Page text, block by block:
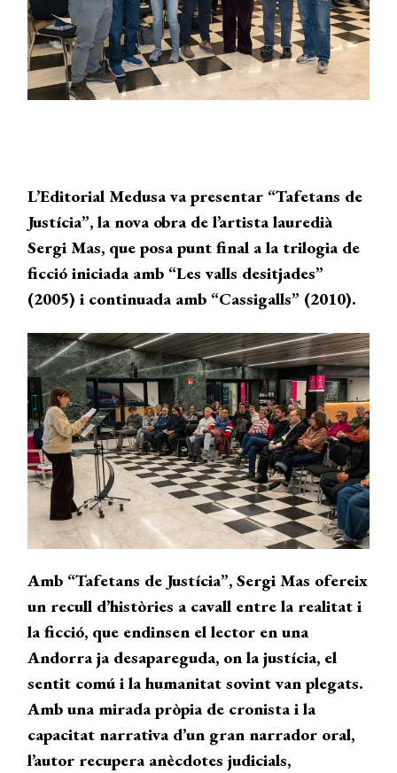
L’Editorial Medusa vapresentar “Tafetans de
Justícia”, la nova obra de l’artista lauredià
Sergi Mas, que posa punt final a la trilogia de
ficció iniciada amb “Les valls desitjades”
(2005) i continuada amb “Cassigalls” (2010).
Amb “Tafetans de Justícia”,Sergi Mas ofereix
un recull d’històries a cavall entre la realitat i
la ficció, que endinsen el lector en una
Andorra ja desapareguda, on la justícia, el
sentit comú i la humanitat sovint vanplegats.
Amb una mirada pròpia de cronista i la
capacitat narrativa d’un gran narrador oral,
l’autor recupera anècdotes judicials,